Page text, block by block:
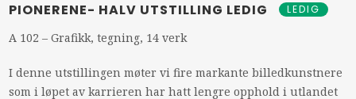
PIONERENE- HALV UTSTILLING LEDIG LEDIG
A 102 – Grafikk, tegning, 14 verk
I denne utstillingen møter vi fire markante billedkunstnere
som i løpet av karrieren har hatt lengre opphold i utlandet